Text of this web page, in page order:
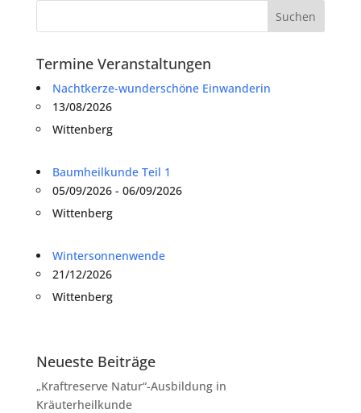
Termine Veranstaltungen
Nachtkerze-wunderschöne Einwanderin
13/08/2026
Wittenberg
Baumheilkunde Teil 1
05/09/2026 - 06/09/2026
Wittenberg
Wintersonnenwende
21/12/2026
Wittenberg
Neueste Beiträge
„Kraftreserve Natur“-Ausbildung in
Kräuterheilkunde